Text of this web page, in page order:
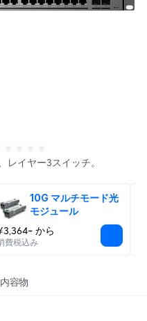
レイヤー3スイッチ。
10G マルチモード光
モジュール
から
費税込み
内容物